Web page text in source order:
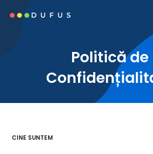
Politică de
CINE SUNTEM